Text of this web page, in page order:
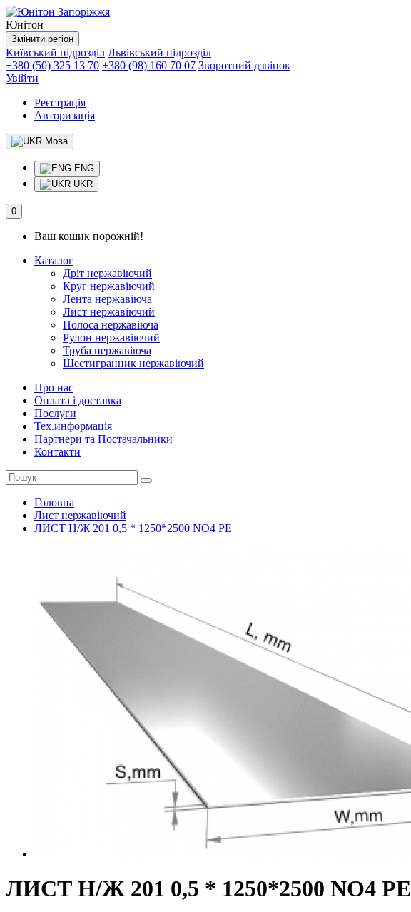
Юнітон
Змінити регіон
Київський підрозділ Львівський підрозділ
+380 (50) 325 13 70 +380 (98) 160 70 07 Зворотний дзвінок
Увійти
Реєстрація
Авторизація
Мова
ENG
UKR
0
Ваш кошик порожній!
Каталог
Дріт нержавіючий
Круг нержавіючий
Лента нержавіюча
Лист нержавіючий
Полоса нержавіюча
Рулон нержавіючий
Труба нержавіюча
Шестигранник нержавіючий
Про нас
Оплата і доставка
Послуги
Тех.информацiя
Партнери та Постачальники
Контакти
Головна
Лист нержавіючий
ЛИСТ Н/Ж 201 0,5 * 1250*2500 NO4 PE
ЛИСТ Н/Ж 201 0,5 * 1250*2500 NO4 PE